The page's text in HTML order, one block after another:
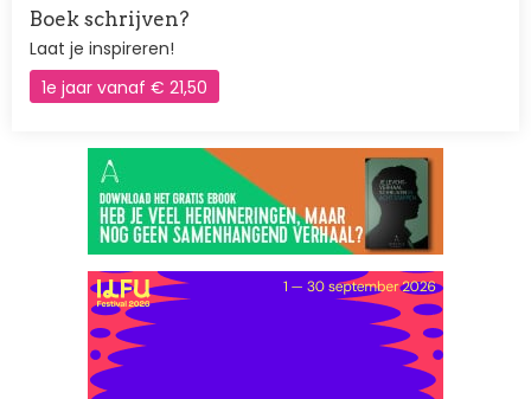
Boek schrijven?
Laat je inspireren!
1e jaar vanaf € 21,50